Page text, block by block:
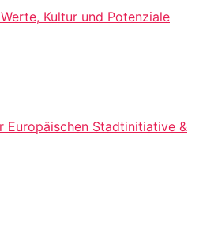
Kultur und Potenziale
Europäischen Stadtinitiative &